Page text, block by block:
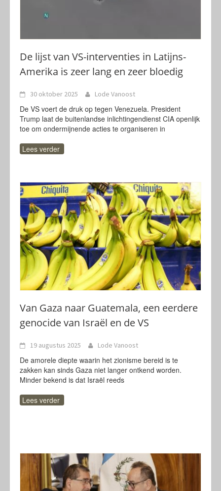
De lijst van VS-interventies in Latijns-
Amerika is zeer lang en zeer bloedig
30 oktober 2025 Lode Vanoost
De VS voert de druk op tegen Venezuela. President
Trump laat de buitenlandse inlichtingendienst CIA openlijk
toe om ondermijnende acties te organiseren in
Lees verder
Van Gaza naar Guatemala, een eerdere
genocide van Israël en de VS
19 augustus 2025 Lode Vanoost
De amorele diepte waarin het zionisme bereid is te
zakken kan sinds Gaza niet langer ontkend worden.
Minder bekend is dat Israël reeds
Lees verder